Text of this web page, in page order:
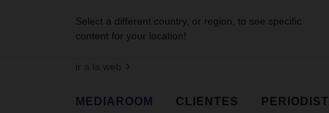
Select a different country, or region, to see specific
content for your location!
ir a la web
MEDIAROOM CLIENTES